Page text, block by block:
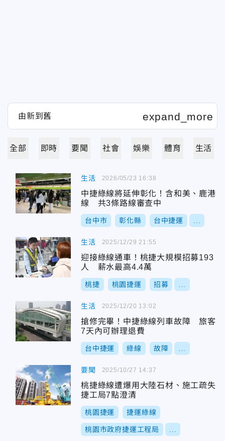
全部 即時 要聞 社會 娛樂 體育 生活
生活
中捷綠線將延伸彰化！含和美、鹿港
線 共3條路線審查中
台中市 彰化縣 台中捷運
2026/05/23 16:38
生活
迎接綠線通車！桃捷大規模招募193
人 薪水最高4.4萬
桃捷 桃園捷運 招募
2025/12/29 21:55
生活
搶修完畢！中捷綠線列車故障 旅客
7天內可辦理退費
台中捷運 綠線 故障
2025/12/20 13:02
要聞
桃捷綠線遭爆用大陸石材、施工疏失
捷工局7點澄清
桃園捷運 捷運綠線
桃園市政府捷運工程局
2025/10/27 14:37